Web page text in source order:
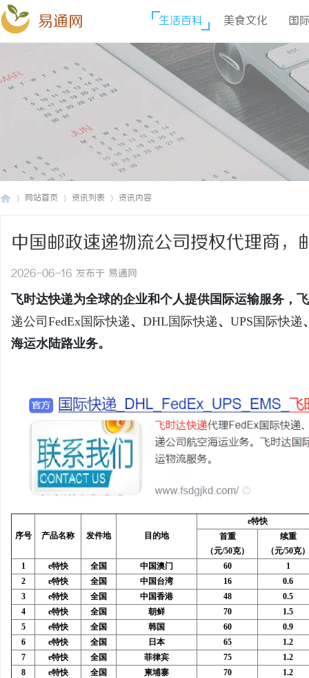
易通网 生活百科 美食文化 国
网站首页 资讯列表 资讯内容
中国邮政速递物流公司授权代理商
EMS)、E特快资费
2026-06-16 发布于 易通网
飞时达快递为全球的企业和个人提供国际运输服务，
递公司 FedEx国际快递 、 DHL国际快递 、 UPS国际快递
海运水陆路业务。
序号 产品名称 发件地 目的地
e特快
首重
（元/50克）
续重
（元/50克）
1
e特快 全国 中国澳门 60
1
2
e特快 全国 中国台湾 16
0.6
3
e特快 全国 中国香港 48
0.5
4
e特快 全国 朝鲜 70
1.5
5
e特快 全国 韩国 60
0.9
6
e特快 全国 日本 65
1.2
7
e特快 全国 菲律宾 75
1.2
8
e特快 全国 柬埔寨 70
1.2
汉配眼镜 上海配眼镜 武汉配眼镜 上海配眼镜